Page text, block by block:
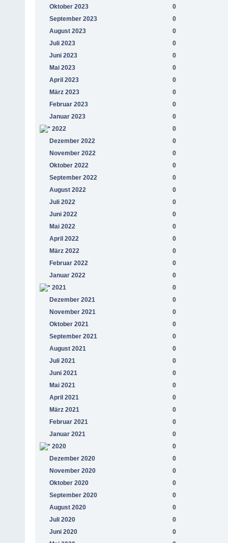
Oktober 2023
0
September 2023
0
August 2023
0
Juli 2023
0
Juni 2023
0
Mai 2023
0
April 2023
0
März 2023
0
Februar 2023
0
Januar 2023
0
2022
0
Dezember 2022
0
November 2022
0
Oktober 2022
0
September 2022
0
August 2022
0
Juli 2022
0
Juni 2022
0
Mai 2022
0
April 2022
0
März 2022
0
Februar 2022
0
Januar 2022
0
2021
0
Dezember 2021
0
November 2021
0
Oktober 2021
0
September 2021
0
August 2021
0
Juli 2021
0
Juni 2021
0
Mai 2021
0
April 2021
0
März 2021
0
Februar 2021
0
Januar 2021
0
2020
0
Dezember 2020
0
November 2020
0
Oktober 2020
0
September 2020
0
August 2020
0
Juli 2020
0
Juni 2020
0